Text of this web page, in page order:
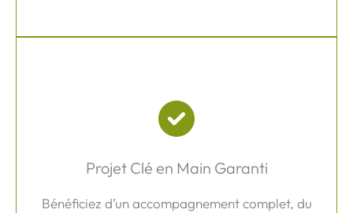
Projet Clé en Main Garanti
Bénéficiez d’un accompagnement complet, du